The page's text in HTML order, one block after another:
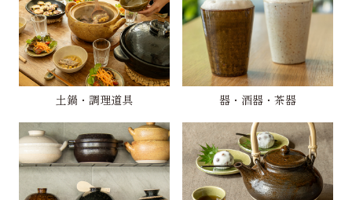
土鍋・調理道具 器・酒器・茶器